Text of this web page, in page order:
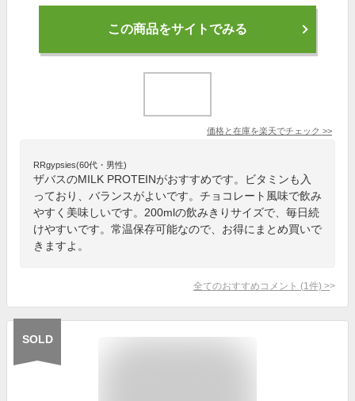
この商品をサイトでみる
価格と在庫を楽天でチェック >>
RRgypsies(60代・男性)
ザバスのMILK PROTEINがおすすめです。ビタミンも入
っており、バランスがよいです。チョコレート風味で飲み
やすく美味しいです。200mlの飲みきりサイズで、毎日続
けやすいです。常温保存可能なので、お得にまとめ買いで
きますよ。
全てのおすすめコメント (1 件) >
SOLD